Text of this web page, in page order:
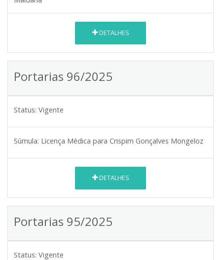
DETALHES
Portarias 96/2025
Status: Vigente
Súmula: Licença Médica para Crispim Gonçalves Mongeloz
DETALHES
Portarias 95/2025
Status: Vigente